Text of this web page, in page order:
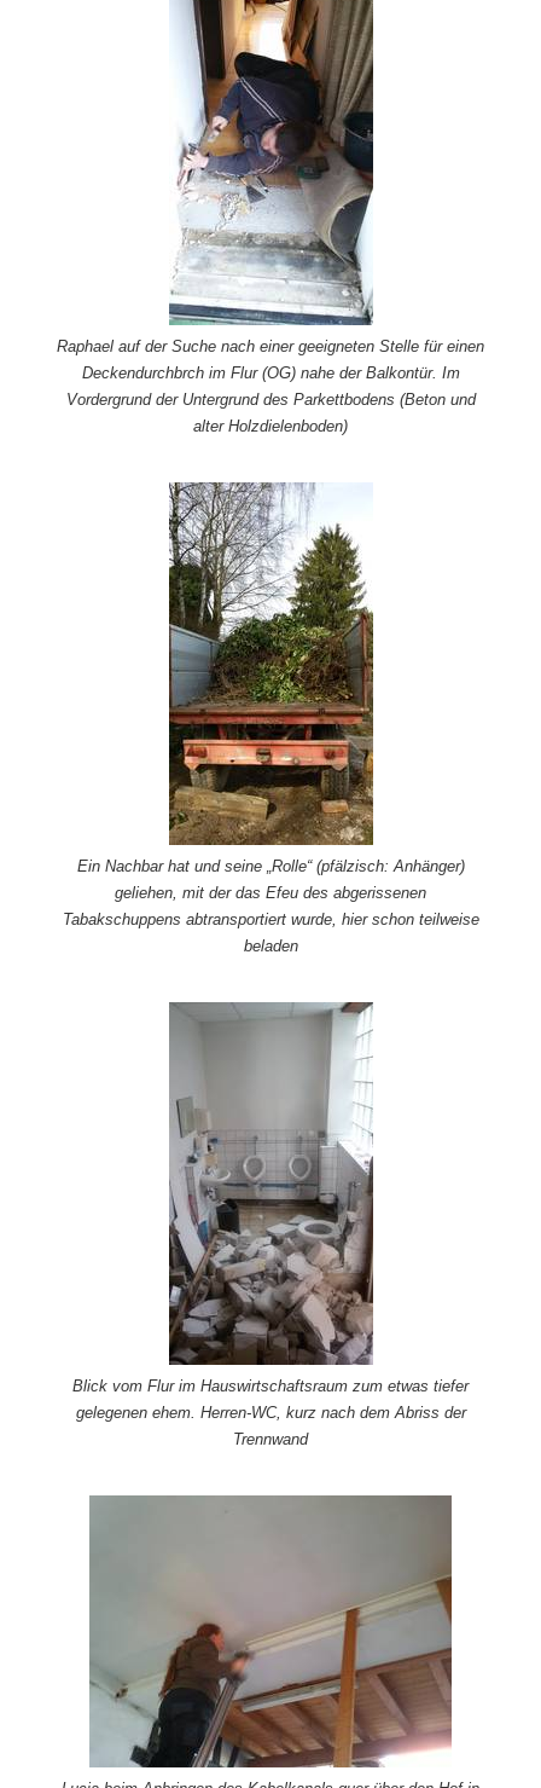
Raphael auf der Suche nach einer geeigneten Stelle für einen
Deckendurchbrch im Flur (OG) nahe der Balkontür. Im
Vordergrund der Untergrund des Parkettbodens (Beton und
alter Holzdielenboden)
Ein Nachbar hat und seine „Rolle“ (pfälzisch: Anhänger)
geliehen, mit der das Efeu des abgerissenen
Tabakschuppens abtransportiert wurde, hier schon teilweise
beladen
Blick vom Flur im Hauswirtschaftsraum zum etwas tiefer
gelegenen ehem. Herren-WC, kurz nach dem Abriss der
Trennwand